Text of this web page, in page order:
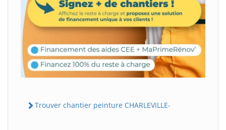
Trouver chantier peinture CHARLEVILLE-